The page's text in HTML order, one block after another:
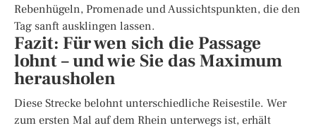
Rebenhügeln, Promenade und Aussichtspunkten, die den
Tag sanft ausklingen lassen.
Fazit: Für wen sich die Passage
lohnt – und wie Sie das Maximum
herausholen
Diese Strecke belohnt unterschiedliche Reisestile. Wer
zum ersten Mal auf dem Rhein unterwegs ist, erhält